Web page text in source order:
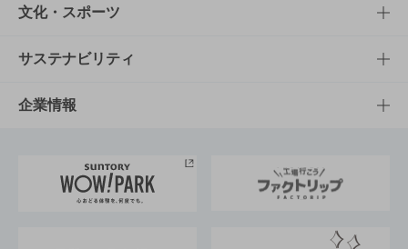
商品一覧
商品発売情報
栄養成分一覧
知る・楽しむTOP
キャンペーン
工場見学
地域情報
文化・スポーツ
文化・スポーツTOP
サントリーホール
サントリーサンバーズ大阪
サステナビリティ
サステナビリティTOP
サントリーが考えるサステナビリティ経営
企業情報
企業概要